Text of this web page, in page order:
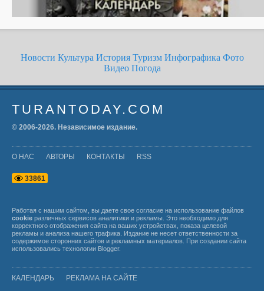
Новости Культура История Туризм Инфографика Фото
Видео Погода
TURANTODAY.COM
© 2006-2026. Независимое издание.
О НАС АВТОРЫ КОНТАКТЫ RSS
33861
Работая с нашим сайтом, вы даете свое согласие на использование файлов
cookie различных сервисов аналитики и рекламы. Это необходимо для
корректного отображения сайта на ваших устройствах, показа целевой
рекламы и анализа нашего трафика. Издание не несет ответственности за
содержимое сторонних сайтов и рекламных материалов. При создании сайта
использовались технологии Blogger.
КАЛЕНДАРЬ РЕКЛАМА НА САЙТЕ